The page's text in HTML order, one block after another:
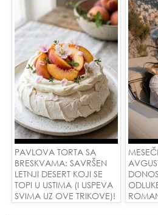
PAVLOVA TORTA SA
BRESKVAMA: SAVRŠEN
LETNJI DESERT KOJI SE
TOPI U USTIMA (I USPEVA
SVIMA UZ OVE TRIKOVE)!